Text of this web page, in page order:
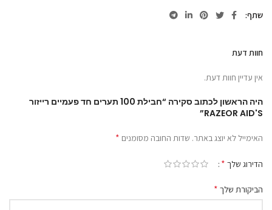
שתף
חוות דעת
אין עדיין חוות דעת.
היה הראשון לכתוב סקירה “חבילת 100 תערים חד פעמיים רייזור
RAZEOR AID'S”
האימייל לא יוצג באתר. שדות החובה מסומנים *
הדירוג שלך *
הביקורת שלך *